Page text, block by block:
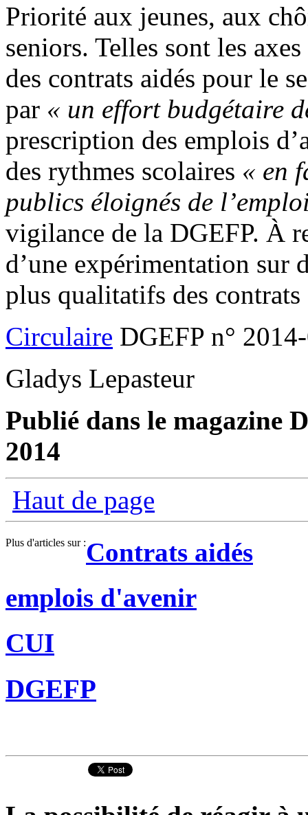
Priorité aux jeunes, aux
seniors. Telles sont les
des contrats aidés pour le
par « un effort budgétaire
prescription des emplois
des rythmes scolaires « en
publics éloignés de
vigilance de la DGEFP. À
d’une expérimentation sur
plus qualitatifs des
Circulaire DGEFP n°
Gladys Lepasteur
Publié dans le magazine
2014
Haut de page
Plus d'articles sur :Contrats aidés
emplois d'avenir
CUI
DGEFP